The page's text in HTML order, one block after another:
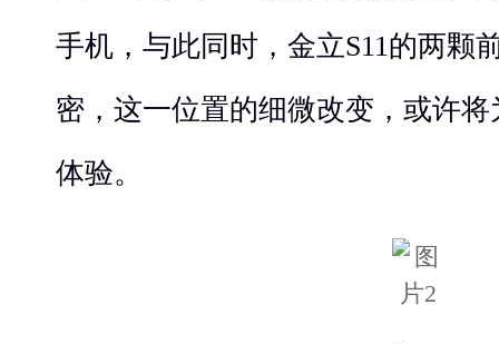
手机，与此同时，金立S11的两颗
密，这一位置的细微改变，或许
体验。